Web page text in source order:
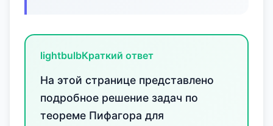
lightbulbКраткий ответ
На этой странице представлено
подробное решение задач по
теореме Пифагора для